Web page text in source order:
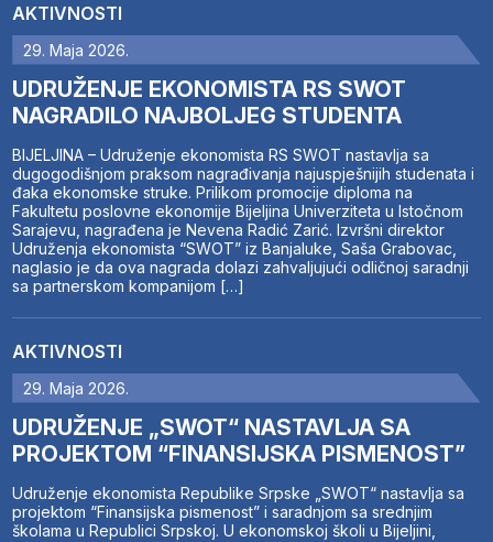
AKTIVNOSTI
29. Maja 2026.
UDRUŽENJE EKONOMISTA RS SWOT
NAGRADILO NAJBOLJEG STUDENTA
BIJELJINA – Udruženje ekonomista RS SWOT nastavlja sa
dugogodišnjom praksom nagrađivanja najuspješnijih studenata i
đaka ekonomske struke. Prilikom promocije diploma na
Fakultetu poslovne ekonomije Bijeljina Univerziteta u Istočnom
Sarajevu, nagrađena je Nevena Radić Zarić. Izvršni direktor
Udruženja ekonomista “SWOT” iz Banjaluke, Saša Grabovac,
naglasio je da ova nagrada dolazi zahvaljujući odličnoj saradnji
sa partnerskom kompanijom […]
AKTIVNOSTI
29. Maja 2026.
UDRUŽENJE „SWOT“ NASTAVLJA SA
PROJEKTOM “FINANSIJSKA PISMENOST”
Udruženje ekonomista Republike Srpske „SWOT“ nastavlja sa
projektom “Finansijska pismenost” i saradnjom sa srednjim
školama u Republici Srpskoj. U ekonomskoj školi u Bijeljini,